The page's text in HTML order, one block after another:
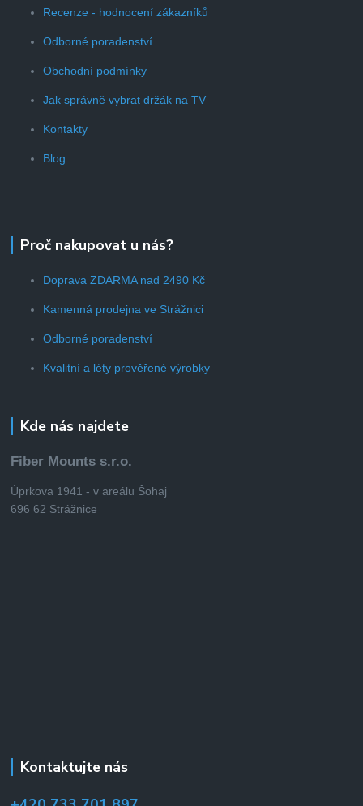
Recenze - hodnocení zákazníků
Odborné poradenství
Obchodní podmínky
Jak správně vybrat držák na TV
Kontakty
Blog
Proč nakupovat u nás?
Doprava ZDARMA nad 2490 Kč
Kamenná prodejna ve Strážnici
Odborné poradenství
Kvalitní a léty prověřené výrobky
Kde nás najdete
Fiber Mounts s.r.o.
Úprkova 1941 - v areálu Šohaj
696 62 Strážnice
Kontaktujte nás